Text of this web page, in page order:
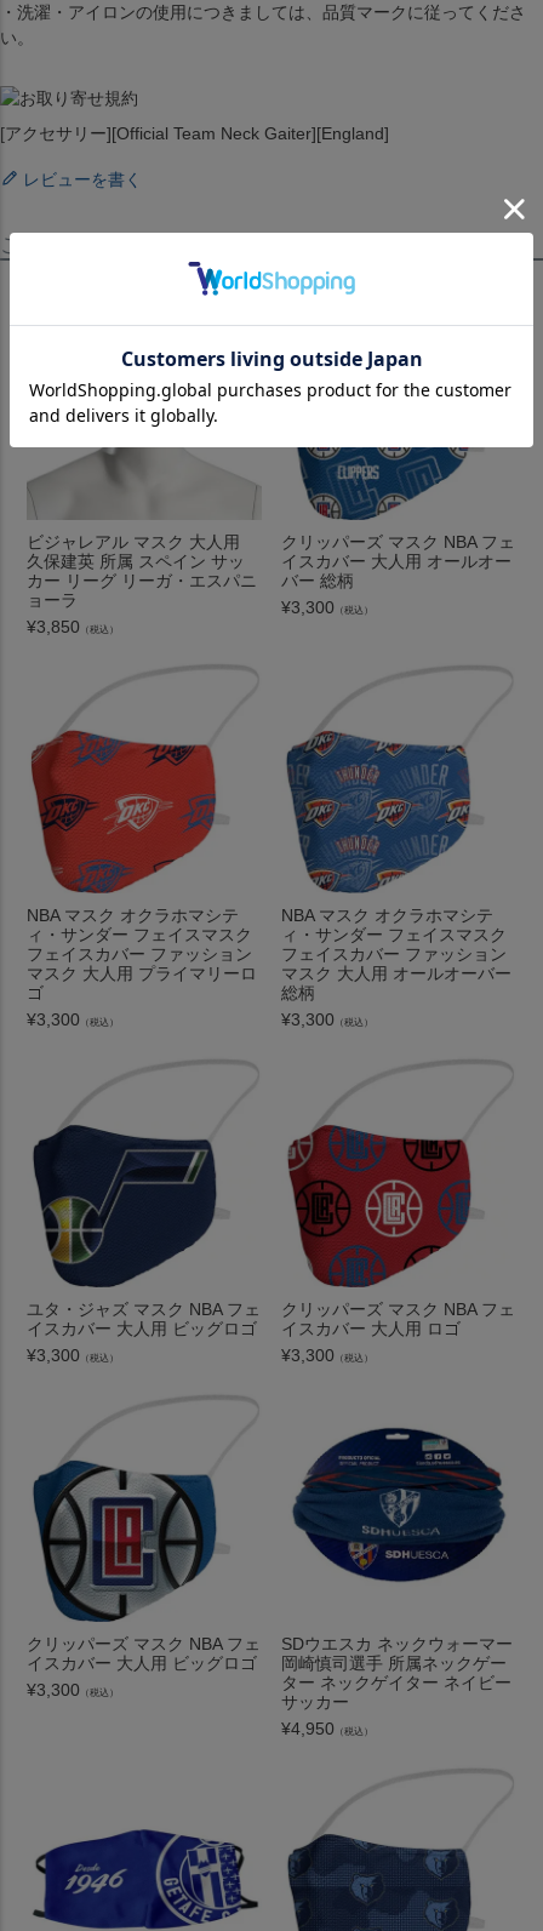
・洗濯・アイロンの使用につきましては、品質マークに従ってくださ
い。
[アクセサリー][Official Team Neck Gaiter][England]
レビューを書く
この商品を見たお客様はこちらも見ています！
ビジャレアル マスク 大人用
久保建英 所属 スペイン サッ
カー リーグ リーガ・エスパニ
ョーラ
¥3,850 （税込）
クリッパーズ マスク NBA フェ
イスカバー 大人用 オールオー
バー 総柄
¥3,300 （税込）
NBA マスク オクラホマシテ
ィ・サンダー フェイスマスク
フェイスカバー ファッション
マスク 大人用 プライマリーロ
ゴ
¥3,300 （税込）
NBA マスク オクラホマシテ
ィ・サンダー フェイスマスク
フェイスカバー ファッション
マスク 大人用 オールオーバー
総柄
¥3,300 （税込）
ユタ・ジャズ マスク NBA フェ
イスカバー 大人用 ビッグロゴ
¥3,300 （税込）
クリッパーズ マスク NBA フェ
イスカバー 大人用 ロゴ
¥3,300 （税込）
クリッパーズ マスク NBA フェ
イスカバー 大人用 ビッグロゴ
¥3,300 （税込）
SDウエスカ ネックウォーマー
岡崎慎司選手 所属ネックゲー
ター ネックゲイター ネイビー
サッカー
¥4,950 （税込）